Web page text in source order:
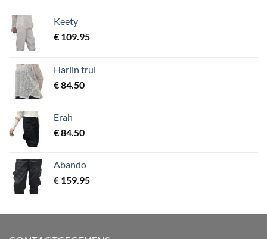
Keety
€ 109.95
Harlin trui
€84.50
Erah
€84.50
Abando
€ 159.95